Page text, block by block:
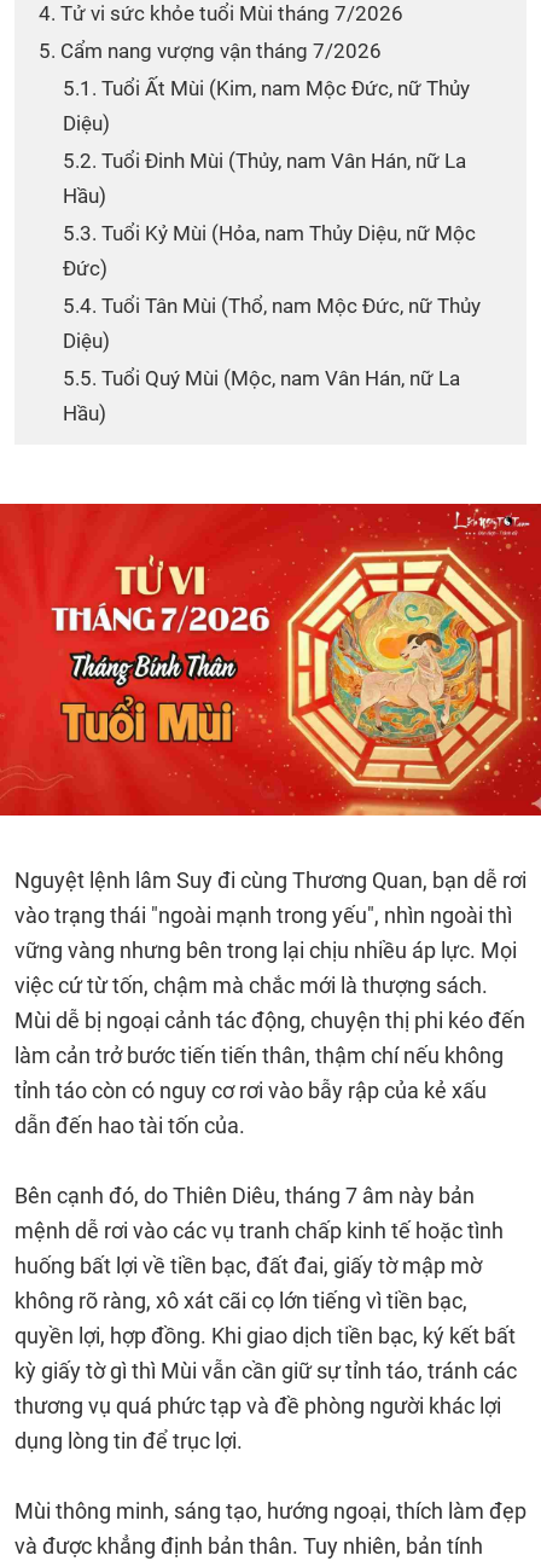
4. Tử vi sức khỏe tuổi Mùi tháng 7/2026
5. Cẩm nang vượng vận tháng 7/2026
5.1. Tuổi Ất Mùi (Kim, nam Mộc Đức, nữ Thủy
Diệu)
5.2. Tuổi Đinh Mùi (Thủy, nam Vân Hán, nữ La
Hầu)
5.3. Tuổi Kỷ Mùi (Hỏa, nam Thủy Diệu, nữ Mộc
Đức)
5.4. Tuổi Tân Mùi (Thổ, nam Mộc Đức, nữ Thủy
Diệu)
5.5. Tuổi Quý Mùi (Mộc, nam Vân Hán, nữ La
Hầu)
Nguyệt lệnh lâm Suy đi cùng Thương Quan, bạn dễ rơi
vào trạng thái "ngoài mạnh trong yếu", nhìn ngoài thì
vững vàng nhưng bên trong lại chịu nhiều áp lực. Mọi
việc cứ từ tốn, chậm mà chắc mới là thượng sách.
Mùi dễ bị ngoại cảnh tác động, chuyện thị phi kéo đến
làm cản trở bước tiến tiến thân, thậm chí nếu không
tỉnh táo còn có nguy cơ rơi vào bẫy rập của kẻ xấu
dẫn đến hao tài tốn của.
Bên cạnh đó, do Thiên Diêu, tháng 7 âm này bản
mệnh dễ rơi vào các vụ tranh chấp kinh tế hoặc tình
huống bất lợi về tiền bạc, đất đai, giấy tờ mập mờ
không rõ ràng, xô xát cãi cọ lớn tiếng vì tiền bạc,
quyền lợi, hợp đồng. Khi giao dịch tiền bạc, ký kết bất
kỳ giấy tờ gì thì Mùi vẫn cần giữ sự tỉnh táo, tránh các
thương vụ quá phức tạp và đề phòng người khác lợi
dụng lòng tin để trục lợi.
Mùi thông minh, sáng tạo, hướng ngoại, thích làm đẹp
và được khẳng định bản thân. Tuy nhiên, bản tính